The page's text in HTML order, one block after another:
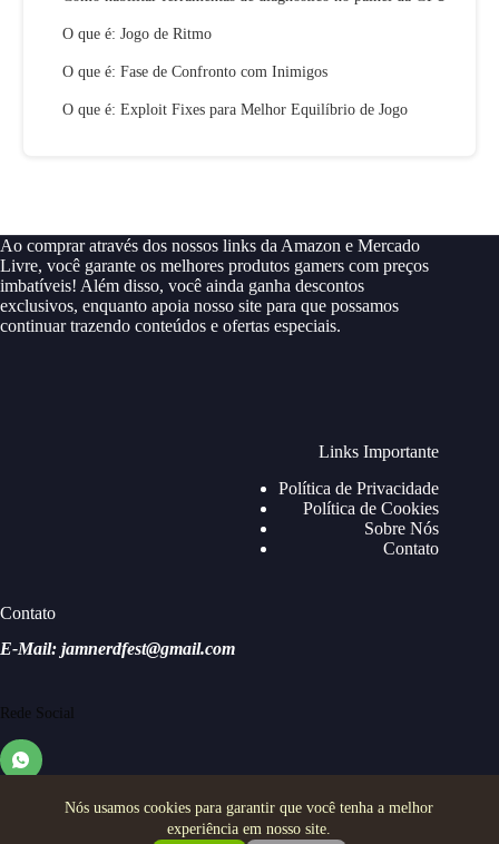
Nós usamos cookies para garantir que você tenha a melhor
experiência em nosso site.
O que é: Jogo de Ritmo
O que é: Fase de Confronto com Inimigos
O que é: Exploit Fixes para Melhor Equilíbrio de Jogo
Ao comprar através dos nossos links da Amazon e Mercado
Livre, você garante os melhores produtos gamers com preços
imbatíveis! Além disso, você ainda ganha descontos
exclusivos, enquanto apoia nosso site para que possamos
continuar trazendo conteúdos e ofertas especiais.
Links Importante
Política de Privacidade
Política de Cookies
Sobre Nós
Contato
Contato
E-Mail: jamnerdfest@gmail.com
Rede Social